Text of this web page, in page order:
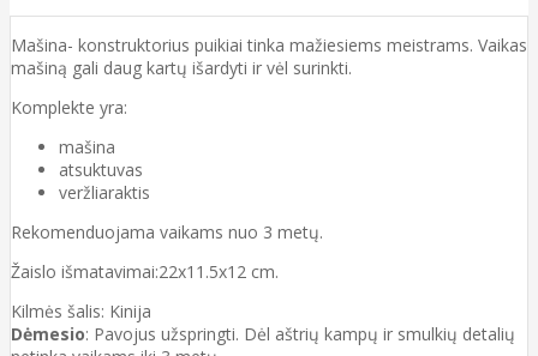
Mašina- konstruktorius puikiai tinka mažiesiems meistrams. Vaikas
mašiną gali daug kartų išardyti ir vėl surinkti.
Komplekte yra:
mašina
atsuktuvas
veržliaraktis
Rekomenduojama vaikams nuo 3 metų.
Žaislo išmatavimai:22x11.5x12 cm.
Kilmės šalis: Kinija
Dėmesio: Pavojus užspringti. Dėl aštrių kampų ir smulkių detalių